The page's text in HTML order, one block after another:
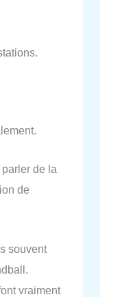
de la
de
souvent
vraiment